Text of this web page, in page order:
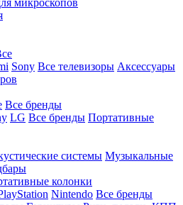
микроскопов
Sony Все телевизоры Аксессуары
Все бренды
LG Все бренды Портативные
системы Музыкальные
колонки
Nintendo Все бренды